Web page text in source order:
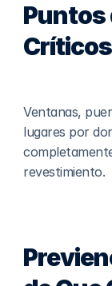
Puntos
Críticos
Ventanas,
lugares por
revestimiento.